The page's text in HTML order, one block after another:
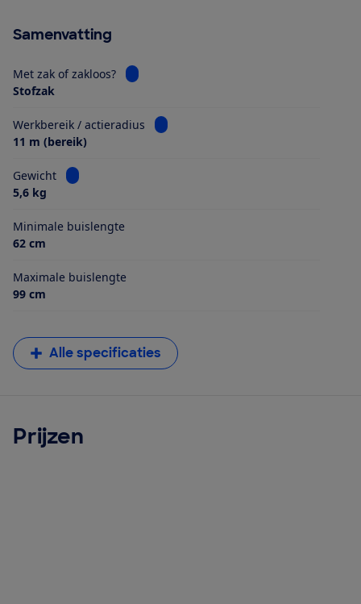
Samenvatting
Met zak of zakloos?
Bekijk informatie voor Met zak of zakloos?
Stofzak
Werkbereik / actieradius
Bekijk informatie voor Werkbereik /
11 m (bereik)
Gewicht
Bekijk informatie voor Gewicht
5,6 kg
Minimale buislengte
62 cm
Maximale buislengte
99 cm
Alle specificaties
Prijzen